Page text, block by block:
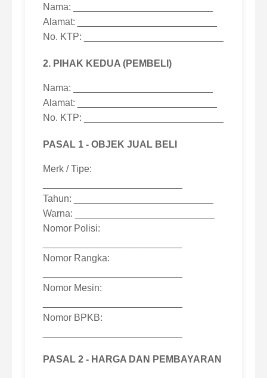
Nama: __________________________
Alamat: __________________________
No. KTP: __________________________
2. PIHAK KEDUA (PEMBELI)
Nama: __________________________
Alamat: __________________________
No. KTP: __________________________
PASAL 1 - OBJEK JUAL BELI
Merk / Tipe:
Tahun: __________________________
Warna: __________________________
Nomor Polisi:
Nomor Rangka:
Nomor Mesin:
Nomor BPKB:
PASAL 2 - HARGA DAN PEMBAYARAN